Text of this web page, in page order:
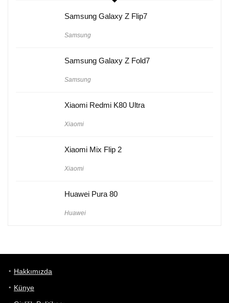
Samsung Galaxy Z Flip7
Samsung
Samsung Galaxy Z Fold7
Samsung
Xiaomi Redmi K80 Ultra
Xiaomi
Xiaomi Mix Flip 2
Xiaomi
Huawei Pura 80
Huawei
Hakkımızda
Künye